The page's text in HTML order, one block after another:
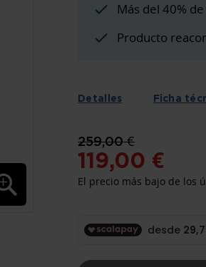
Más del 40%
Producto
Detalles Ficha
119,00 €
259,00 €
El precio más bajo de los